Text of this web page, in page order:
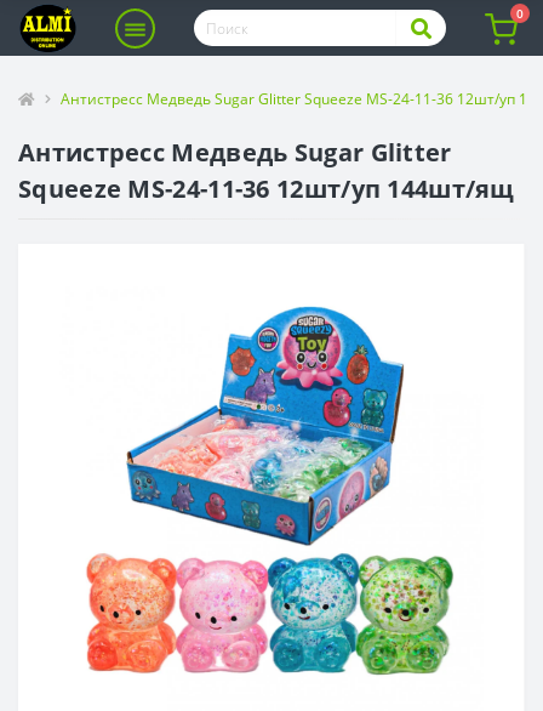
0
Антистресс Медведь Sugar Glitter Squeeze MS-24-11-36 12шт/уп
Антистресс Медведь Sugar Glitter
Squeeze MS-24-11-36 12шт/уп 144шт/ящ